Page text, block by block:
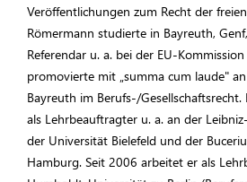
Veröffentlichungen zum Recht der
Römermann studierte in Bayreuth,
Referendar u. a. bei der EU-
promovierte mit „summa cum laude"
Bayreuth im Berufs-/
als Lehrbeauftragter u. a. an der
der Universität Bielefeld und der
Hamburg. Seit 2006 arbeitet er als